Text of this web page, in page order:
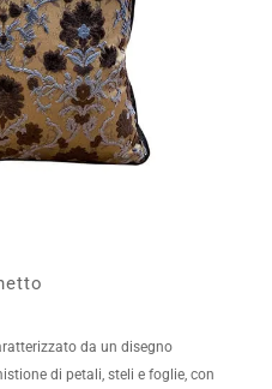
da un disegno
di petali, steli e foglie, con